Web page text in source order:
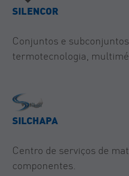
SILENCOR
Conjuntos e
termotecnologia,
SILCHAPA
Centro de serviços de
componentes.